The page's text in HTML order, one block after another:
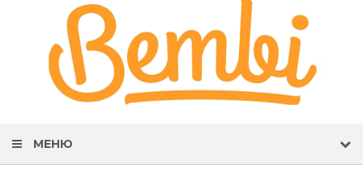
МЕНЮ